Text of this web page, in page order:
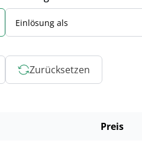
Einlösung als
Zurücksetzen
Preis